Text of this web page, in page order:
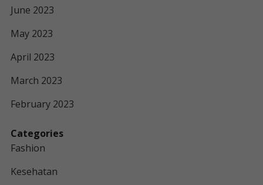
June 2023
May 2023
April 2023
March 2023
February 2023
Categories
Fashion
Kesehatan